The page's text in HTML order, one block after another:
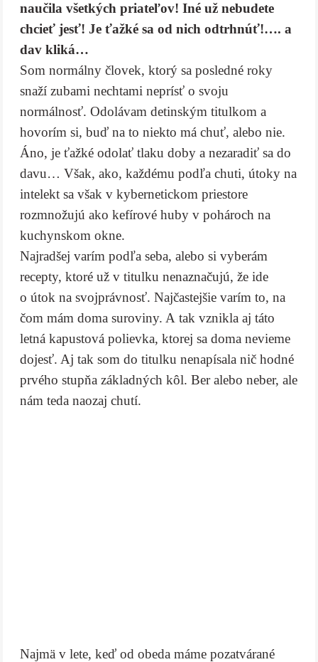
naučila všetkých priateľov! Iné už nebudete
chcieť jesť! Je ťažké sa od nich odtrhnúť!…. a
dav kliká…
Som normálny človek, ktorý sa posledné roky
snaží zubami nechtami neprísť o svoju
normálnosť. Odolávam detinským titulkom a
hovorím si, buď na to niekto má chuť, alebo nie.
Áno, je ťažké odolať tlaku doby a nezaradiť sa do
davu… Však, ako, každému podľa chuti, útoky na
intelekt sa však v kybernetickom priestore
rozmnožujú ako kefírové huby v pohároch na
kuchynskom okne.
Najradšej varím podľa seba, alebo si vyberám
recepty, ktoré už v titulku nenaznačujú, že ide
o útok na svojprávnosť. Najčastejšie varím to, na
čom mám doma suroviny. A tak vznikla aj táto
letná kapustová polievka, ktorej sa doma nevieme
dojesť. Aj tak som do titulku nenapísala nič hodné
prvého stupňa základných kôl. Ber alebo neber, ale
nám teda naozaj chutí.
Najmä v lete, keď od obeda máme pozatvárané